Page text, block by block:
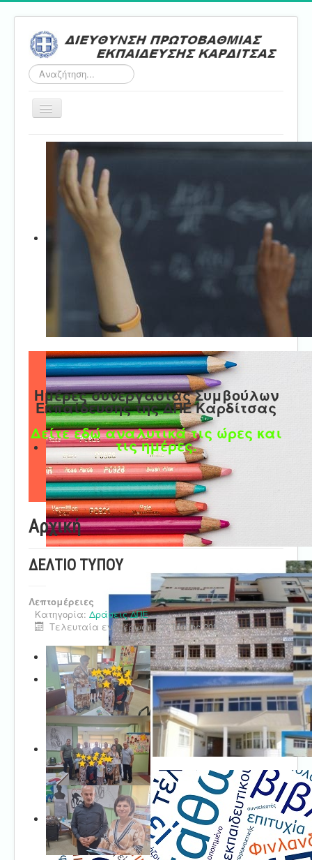
Αναζήτηση...
Εναλλαγή
Αρχική
Τμήμα Α'
Τμήμα Β'
Επικοινωνία
Ημέρες συνεργασίας Συμβούλων
Εκπαίδευσης της ΔΠΕ Καρδίτσας
Δείτε εδώ αναλυτικά τις ώρες και
τις ημέρες.
Αρχική
ΔΕΛΤΙΟ ΤΥΠΟΥ
Λεπτομέρειες
Κατηγορία: Δράσεις ΔΠΕ
Τελευταία ενημέρωση : 27 Μαϊος 2025